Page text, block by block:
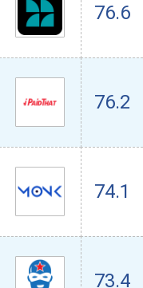
76.6
76.2
74.1
73.4